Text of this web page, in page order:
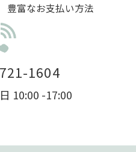
豊富なお支払い方法
1604
10:00 -17:00